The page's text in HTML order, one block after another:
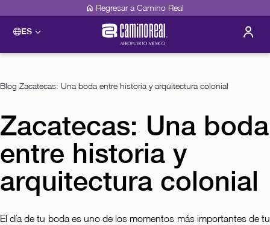
Regresar a Camino Real
ES
Blog Zacatecas: Una boda entre historia y arquitectura colonial
Zacatecas: Una boda
entre historia y
arquitectura colonial
El día de tu boda es uno de los momentos más importantes de tu